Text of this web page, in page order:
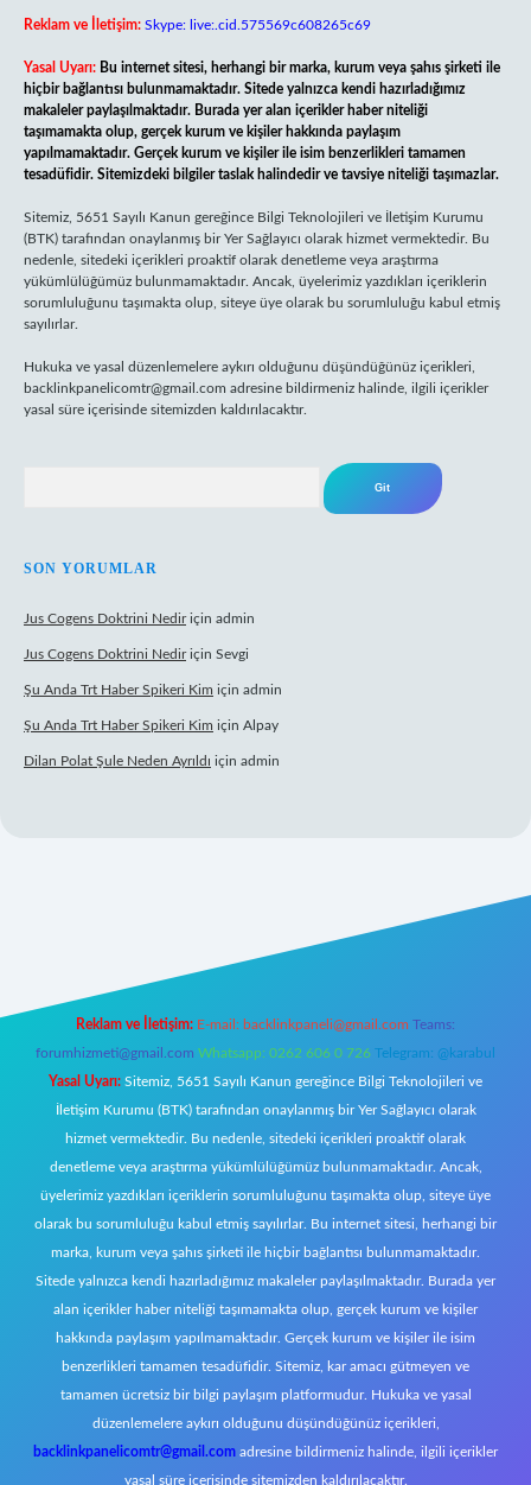
Reklam ve İletişim: Skype: live:.cid.575569c608265c69
Yasal Uyarı: Bu internet sitesi, herhangi bir marka, kurum veya şahıs şirketi ile
hiçbir bağlantısı bulunmamaktadır. Sitede yalnızca kendi hazırladığımız
makaleler paylaşılmaktadır. Burada yer alan içerikler haber niteliği
taşımamakta olup, gerçek kurum ve kişiler hakkında paylaşım
yapılmamaktadır. Gerçek kurum ve kişiler ile isim benzerlikleri tamamen
tesadüfidir. Sitemizdeki bilgiler taslak halindedir ve tavsiye niteliği taşımazlar.
Sitemiz, 5651 Sayılı Kanun gereğince Bilgi Teknolojileri ve İletişim Kurumu
(BTK) tarafından onaylanmış bir Yer Sağlayıcı olarak hizmet vermektedir. Bu
nedenle, sitedeki içerikleri proaktif olarak denetleme veya araştırma
yükümlülüğümüz bulunmamaktadır. Ancak, üyelerimiz yazdıkları içeriklerin
sorumluluğunu taşımakta olup, siteye üye olarak bu sorumluluğu kabul etmiş
sayılırlar.
Hukuka ve yasal düzenlemelere aykırı olduğunu düşündüğünüz içerikleri,
backlinkpanelicomtr@gmail.com adresine bildirmeniz halinde, ilgili içerikler
yasal süre içerisinde sitemizden kaldırılacaktır.
SON YORUMLAR
Jus Cogens Doktrini Nediriçin admin
Jus Cogens Doktrini Nediriçin Sevgi
Şu Anda Trt Haber Spikeri Kim için admin
Şu Anda Trt Haber Spikeri Kim için Alpay
Dilan Polat Şule Neden Ayrıldı için admin
Reklam ve İletişim: E-mail: backlinkpaneli@gmail.com Teams:
forumhizmeti@gmail.com Whatsapp: 0262 606 0 726 Telegram: @karabul
Yasal Uyarı: Sitemiz, 5651 Sayılı Kanun gereğince Bilgi Teknolojileri ve
İletişim Kurumu (BTK) tarafından onaylanmış bir Yer Sağlayıcı olarak
hizmet vermektedir. Bu nedenle, sitedeki içerikleri proaktif olarak
denetleme veya araştırma yükümlülüğümüz bulunmamaktadır. Ancak,
üyelerimiz yazdıkları içeriklerin sorumluluğunu taşımakta olup, siteye üye
olarak bu sorumluluğu kabul etmiş sayılırlar. Bu internet sitesi, herhangi bir
marka, kurum veya şahıs şirketi ile hiçbir bağlantısı bulunmamaktadır.
Sitede yalnızca kendi hazırladığımız makaleler paylaşılmaktadır. Burada yer
alan içerikler haber niteliği taşımamakta olup, gerçek kurum ve kişiler
hakkında paylaşım yapılmamaktadır. Gerçek kurum ve kişiler ile isim
benzerlikleri tamamen tesadüfidir. Sitemiz, kar amacı gütmeyen ve
tamamen ücretsiz bir bilgi paylaşım platformudur. Hukuka ve yasal
düzenlemelere aykırı olduğunu düşündüğünüz içerikleri,
backlinkpanelicomtr@gmail.com adresine bildirmeniz halinde, ilgili içerikler
yasal süre içerisinde sitemizden kaldırılacaktır.